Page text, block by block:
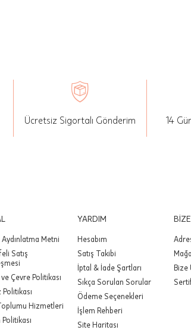
Ücretsiz Sigortalı Gönderim 14
Aydınlatma Metni
Satış
Çevre Politikası
Politikası
Hizmetleri
YARDIM
Hesabım
Satış Takibi
İptal & İade Şartları
Sıkça Sorulan Sorular
Ödeme Seçenekleri
İşlem Rehberi
Site Haritası
Bize
Siparişinizi teslim aldığınız
gönderebilirsiniz.
yapılmamaktadır.
siparişinize özel üretileceği için